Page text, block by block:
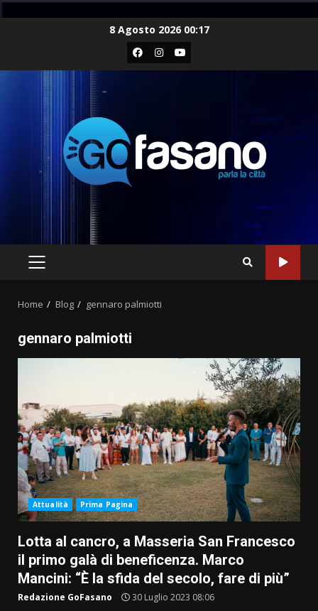
8 Agosto 2026 00:17
Facebook
Instagram
Youtube
PRIMARY
Home Blog gennaro palmiotti
gennaro palmiotti
Attualità Prima Pagina
Lotta al cancro, a Masseria San Francesco
il primo galà di beneficenza. Marco
Mancini: “È la sfida del secolo, fare di più”
Redazione GoFasano 30 Luglio 2023 08:06